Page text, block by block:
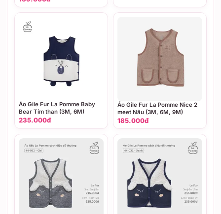
Áo Gile Fur La Pomme Baby
Bear Tím than (3M, 6M)
235.000đ
Áo Gile Fur La Pomme Nice 2
meet Nâu (3M, 6M, 9M)
185.000đ